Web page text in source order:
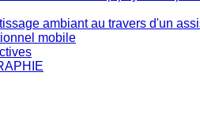
ambiant au travers d'un
mobile